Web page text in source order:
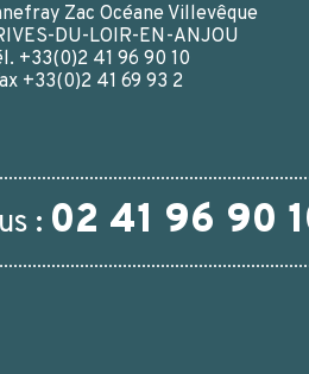
Zac Océane Villevêque
DU-LOIR-EN-ANJOU
+33(0)2 41 96 90 10
+33(0)2 41 69 93 2
: 02 41 96 90